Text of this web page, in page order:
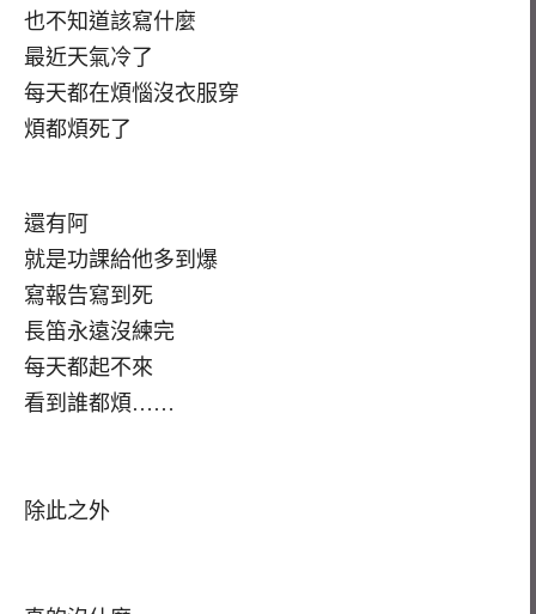
也不知道該寫什麼
最近天氣冷了
每天都在煩惱沒衣服穿
煩都煩死了
還有阿
就是功課給他多到爆
寫報告寫到死
長笛永遠沒練完
每天都起不來
看到誰都煩……
除此之外